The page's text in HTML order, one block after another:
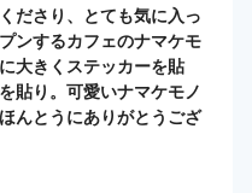
ださり、とても気に入っ
ンするカフェのナマケモ
大きくステッカーを貼
貼り。可愛いナマケモノ
んとうにありがとうござ